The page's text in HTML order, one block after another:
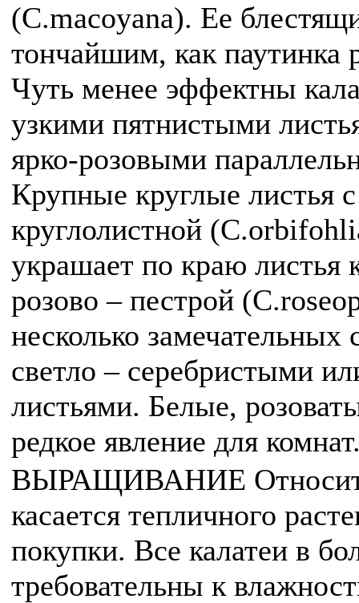
(C.macoyana). Ее
тончайшим, как паутинка
Чуть менее эффектны
узкими пятнистыми
ярко-розовыми
Крупные круглые листья
круглолистной
украшает по краю листья
розово – пестрой
несколько
светло – серебристыми
листьями. Белые,
редкое явление для
ВЫРАЩИВАНИЕ
касается тепличного
покупки. Все калатеи в
требовательны к